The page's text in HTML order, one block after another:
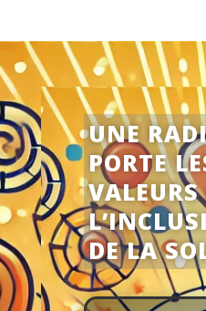
UNE
PORTE
VALEURS
DE LA